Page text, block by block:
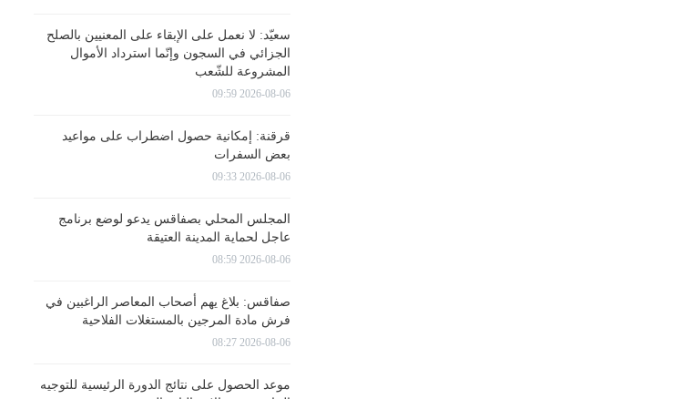
سعيّد: لا نعمل على الإبقاء على المعنيين بالصلح
الجزائي في السجون وإنّما استرداد الأموال
المشروعة للشّعب
2026-08-06 09:59
قرقنة: إمكانية حصول اضطراب على مواعيد
بعض السفرات
2026-08-06 09:33
المجلس المحلي بصفاقس يدعو لوضع برنامج
عاجل لحماية المدينة العتيقة
2026-08-06 08:59
صفاقس: بلاغ يهم أصحاب المعاصر الراغبين في
فرش مادة المرجين بالمستغلات الفلاحية
2026-08-06 08:27
موعد الحصول على نتائج الدورة الرئيسية للتوجيه